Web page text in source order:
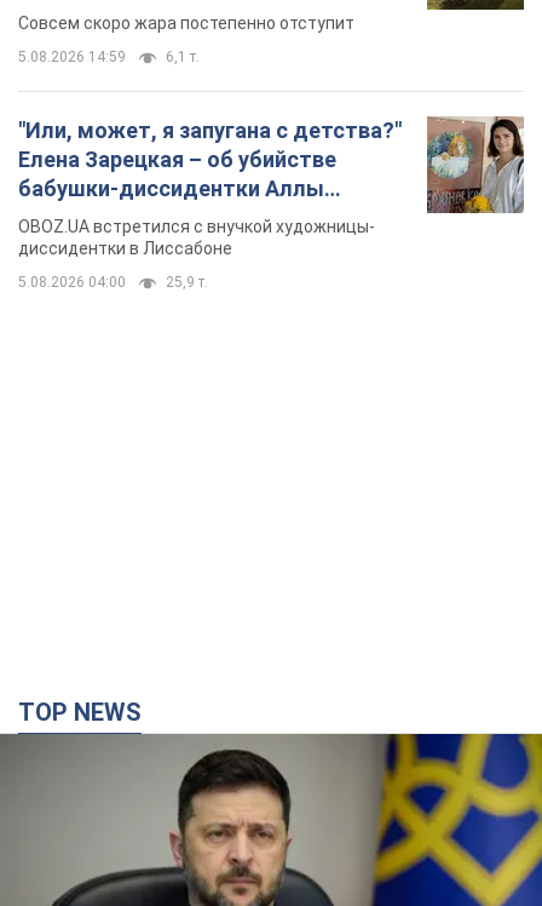
изменения погоды
Совсем скоро жара постепенно отступит
5.08.2026 14:59 6,1 т.
"Или, может, я запугана с детства?"
Елена Зарецкая – об убийстве
бабушки-диссидентки Аллы
Горской, критике сына Стуса и
бегстве в Португалию с пятью
детьми
OBOZ.UA встретился с внучкой художницы-
диссидентки в Лиссабоне
5.08.2026 04:00 25,9 т.
TOP NEWS